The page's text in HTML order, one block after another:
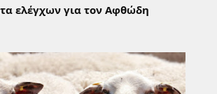
ελέγχων για τον Αφθώδη